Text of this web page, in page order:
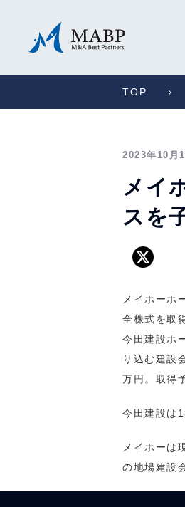
TOP
2023年10月
メイ
スを
メイホーホ
全株式を取
今田建設ホ
り込む建設
万円。取得
今田建設は
メイホーは
の地場建設